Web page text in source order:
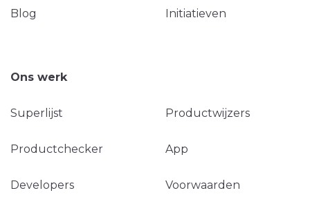
Blog Initiatieven
Ons werk
Superlijst Productwijzers
Productchecker App
Developers Voorwaarden